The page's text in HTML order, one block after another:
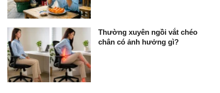
Thường xuyên ngồi vắt chéo
chân có ảnh hưởng gì?